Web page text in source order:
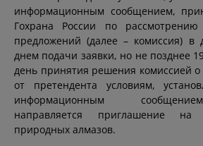
информационным сообщением,
Гохрана России по
предложений (далее – комиссия) в
днем подачи заявки, но не позднее
день принятия решения комиссией о
от претендента условиям,
информационным
направляется приглашение
природных алмазов.